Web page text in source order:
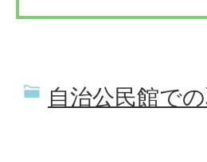
自治公民館で